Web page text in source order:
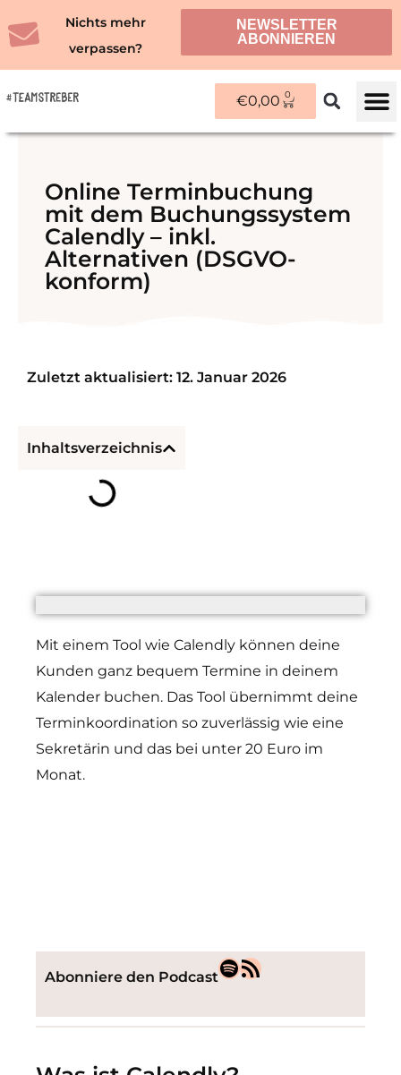
Inhalt
Nichts mehr
verpassen?
NEWSLETTER
ABONNIEREN
€0,00 0
WARENKORB
Online Terminbuchung
mit dem Buchungssystem
Calendly – inkl.
Alternativen (DSGVO-
konform)
Zuletzt aktualisiert: 12. Januar 2026
Inhaltsverzeichnis
Mit einem Tool wie Calendly können deine
Kunden ganz bequem Termine in deinem
Kalender buchen. Das Tool übernimmt deine
Terminkoordination so zuverlässig wie eine
Sekretärin und das bei unter 20 Euro im
Monat.
Abonniere den Podcast